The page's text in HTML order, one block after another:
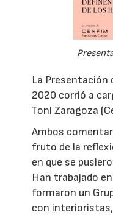
La
2020 corrió a
Toni Zaragoza
Ambos
fruto de la
en que se
Han trabajado
formaron un
con interioristas,